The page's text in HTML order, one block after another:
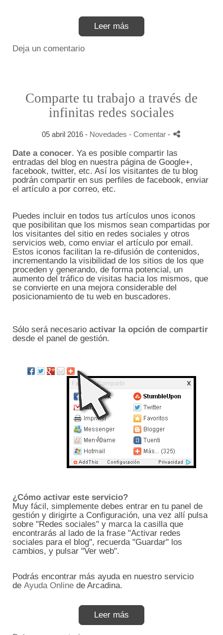
Leer más
Deja un comentario
Comparte tu trabajo a través de
infinitas redes sociales
05 abril 2016 - Novedades - Comentar -
Date a conocer. Ya es posible compartir las
entradas del blog en nuestra página de Google+,
facebook, twitter, etc. Así los visitantes de tu blog
podrán compartir en sus perfiles de facebook, enviar
el artículo a por correo, etc.
Puedes incluir en todos tus artículos unos iconos
que posibilitan que los mismos sean compartidas por
los visitantes del sitio en redes sociales y otros
servicios web, como enviar el artículo por email.
Estos iconos facilitan la re-difusión de contenidos,
incrementando la visibilidad de los sitios de los que
proceden y generando, de forma potencial, un
aumento del tráfico de visitas hacia los mismos, que
se convierte en una mejora considerable del
posicionamiento de tu web en buscadores.
Sólo será necesario activar la opción de compartir
desde el panel de gestión.
¿Cómo activar este servicio?
Muy fácil, simplemente debes entrar en tu panel de
gestión y dirigirte a Configuración, una vez allí pulsa
sobre "Redes sociales" y marca la casilla que
encontrarás al lado de la frase "Activar redes
sociales para el blog", recuerda "Guardar" los
cambios, y pulsar "Ver web".
Podrás encontrar más ayuda en nuestro servicio
de Ayuda Online de Arcadina.
Leer más